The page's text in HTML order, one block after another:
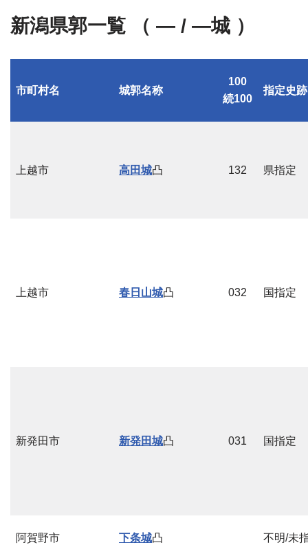
新潟県郭一覧 （ — / —城 ）
市町村名 城郭名称
100
続100
指定史跡
上越市 高田城凸 132 県指定
上越市 春日山城凸 032 国指定
新発田市 新発田城凸 031 国指定
阿賀野市 下条城凸 不明/未